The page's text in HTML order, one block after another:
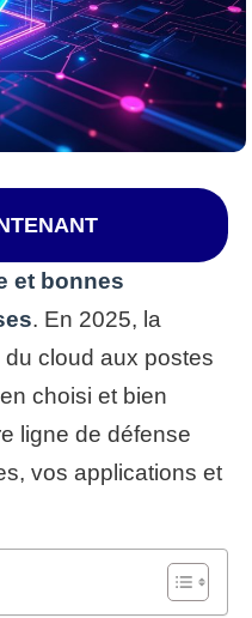
et bonnes
. En 2025, la
du cloud aux postes
choisi et bien
ligne de défense
vos applications et